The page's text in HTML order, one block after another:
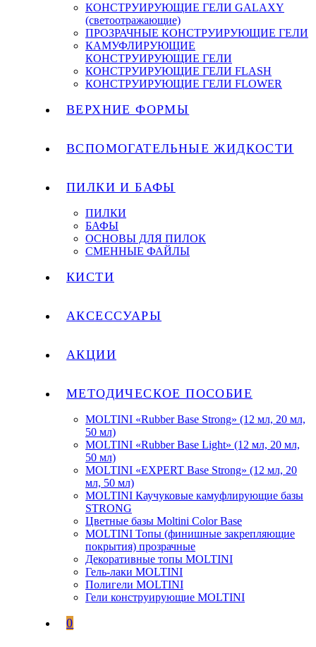
КОНСТРУИРУЮЩИЕ ГЕЛИ GALAXY
(светоотражающие)
ПРОЗРАЧНЫЕ КОНСТРУИРУЮЩИЕ ГЕЛИ
КАМУФЛИРУЮЩИЕ
КОНСТРУИРУЮЩИЕ ГЕЛИ
КОНСТРУИРУЮЩИЕ ГЕЛИ FLASH
КОНСТРУИРУЮЩИЕ ГЕЛИ FLOWER
ВЕРХНИЕ ФОРМЫ
ВСПОМОГАТЕЛЬНЫЕ ЖИДКОСТИ
ПИЛКИ И БАФЫ
ПИЛКИ
БАФЫ
ОСНОВЫ ДЛЯ ПИЛОК
СМЕННЫЕ ФАЙЛЫ
КИСТИ
АКСЕССУАРЫ
АКЦИИ
МЕТОДИЧЕСКОЕ ПОСОБИЕ
MOLTINI «Rubber Base Strong» (12 мл, 20 мл,
50 мл)
MOLTINI «Rubber Base Light» (12 мл, 20 мл,
50 мл)
MOLTINI «EXPERT Base Strong» (12 мл, 20
мл, 50 мл)
MOLTINI Каучуковые камуфлирующие базы
STRONG
Цветные базы Moltini Color Base
MOLTINI Топы (финишные закрепляющие
покрытия) прозрачные
Декоративные топы MOLTINI
Гель-лаки MOLTINI
Полигели MOLTINI
Гели конструирующие MOLTINI
0